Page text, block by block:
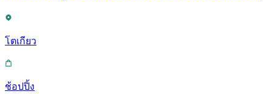
โตเกียว
ช้อปปิ้ง